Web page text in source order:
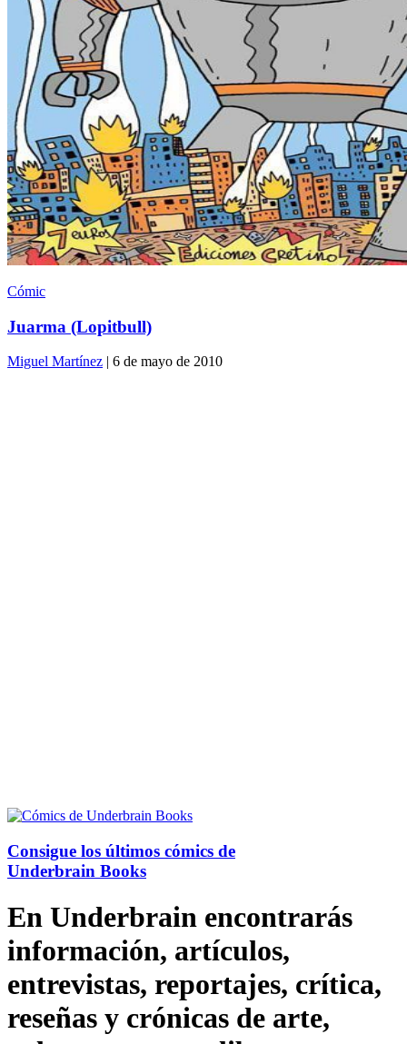
Cómic
Juarma (Lopitbull)
Miguel Martínez | 6 de mayo de 2010
Consigue los últimos cómics de
Underbrain Books
En Underbrain encontrarás
información, artículos,
entrevistas, reportajes, crítica,
reseñas y crónicas de arte,